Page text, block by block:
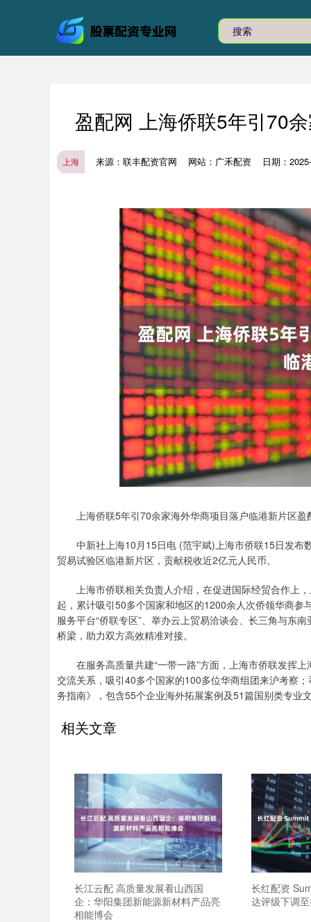
盈配网 上海侨联5年引70
上海 来源：联丰配资官网 网站：广禾配资 日期：
上海侨联5年引70余家海外华商项目落户临港新片区盈
中新社上海10月15日电 (范宇斌)上海市侨联15日发布
贸易试验区临港新片区，贡献税收近2亿元人民币。
上海市侨联相关负责人介绍，在促进国际经贸合作上，
起，累计吸引50多个国家和地区的1200余人次侨领华商参
服务平台“侨联专区”、举办云上贸易洽谈会、长三角与东
桥梁，助力双方高效精准对接。
在服务高质量共建“一带一路”方面，上海市侨联发挥上
交流关系，吸引40多个国家的100多位华商组团来沪考察
务指南》，包含55个企业海外拓展案例及51篇国别类专业
相关文章
长江云配 高质量发展看山西国
企：华阳集团新能源新材料产品亮
相能博会
长红配资
达评级下调